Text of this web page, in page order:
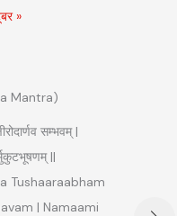
»
Mantra)
सम्भवम् |
||
Tushaaraabham
| Namaami